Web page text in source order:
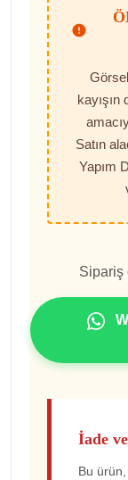
Satın
Yapım
Sipariş
İade
Bu